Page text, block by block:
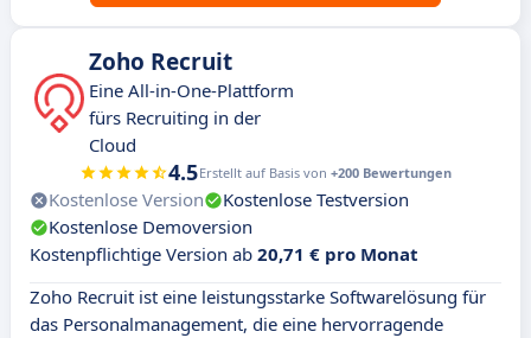
Zoho Recruit
Eine All-in-One-Plattform
fürs Recruiting in der
Cloud
4.5Erstellt auf Basis von +200 Bewertungen
Kostenlose Version
Kostenlose Testversion
Kostenlose Demoversion
Kostenpflichtige Version ab 20,71 € pro Monat
Zoho Recruit ist eine leistungsstarke Softwarelösung für
das Personalmanagement, die eine hervorragende